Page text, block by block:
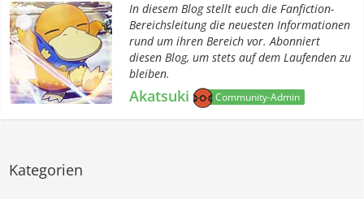
In diesem Blog stellt euch die Fanfiction-
Bereichsleitung die neuesten Informationen
rund um ihren Bereich vor. Abonniert
diesen Blog, um stets auf dem Laufenden zu
bleiben.
Akatsuki Community-Admin
Kategorien